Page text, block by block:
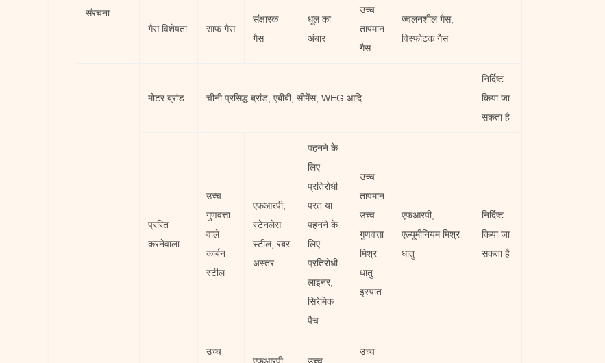
संरचना
गैस विशेषता साफ गैस
संक्षारक
गैस
धूल का
अंबार
उच्च
तापमान
गैस
ज्वलनशील गैस,
विस्फोटक गैस
मोटर ब्रांड चीनी प्रसिद्ध ब्रांड, एबीबी, सीमेंस, WEG आदि
निर्दिष्ट
किया जा
सकता है
प्ररित
करनेवाला
उच्च
गुणवत्ता
वाले
कार्बन
स्टील
एफआरपी,
स्टेनलेस
स्टील, रबर
अस्तर
पहनने के
लिए
प्रतिरोधी
परत या
पहनने के
लिए
प्रतिरोधी
लाइनर,
सिरेमिक
पैच
उच्च
तापमान
उच्च
गुणवत्ता
मिश्र
धातु
इस्पात
एफआरपी,
एल्यूमीनियम मिश्र
धातु
निर्दिष्ट
किया जा
सकता है
उच्च
उच्च